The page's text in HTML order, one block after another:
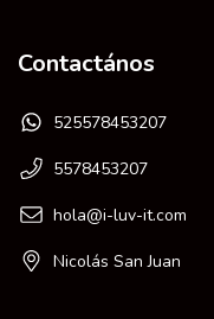
Contactános
525578453207
5578453207
hola@i-luv-it.com
Nicolás San Juan